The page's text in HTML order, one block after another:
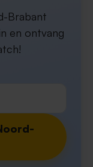
Brabant
en ontvang